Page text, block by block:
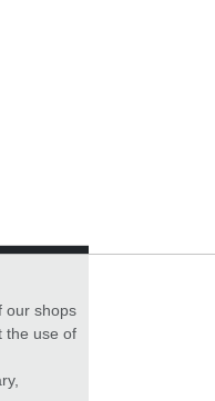
our shops
the use of